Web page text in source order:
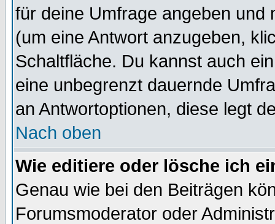
für deine Umfrage angeben und
(um eine Antwort anzugeben,
Schaltfläche. Du kannst auch
eine unbegrenzt dauernde
an Antwortoptionen, diese legt
Nach oben
Wie editiere oder lösche ich
Genau wie bei den Beiträgen
Forumsmoderator oder